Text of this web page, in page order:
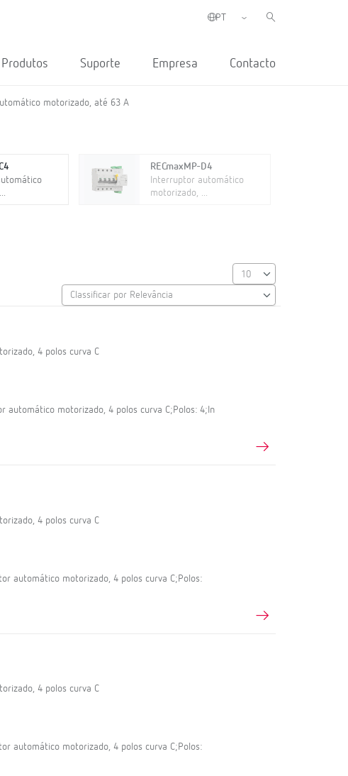
Produtos Suporte Empresa Contacto
motorizado, até 63 A
RECmaxMP-D4
Interruptor automático
motorizado, ...
4 polos curva C
automático motorizado, 4 polos curva C;Polos: 4;In
4 polos curva C
automático motorizado, 4 polos curva C;Polos:
4 polos curva C
automático motorizado, 4 polos curva C;Polos: